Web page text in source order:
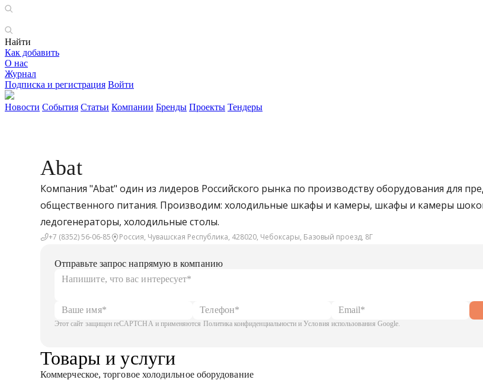
Найти
Как добавить
О нас
Журнал
Подписка и регистрация Войти
Новости События Статьи Компании Бренды Проекты Тендеры
Abat
Компания "Abat" один из лидеров Российского рынка по производству оборудования для
общественного питания. Производим: холодильные шкафы и камеры, шкафы и камеры
ледогенераторы, холодильные столы.
+7 (8352) 56-06-85 Россия, Чувашская Республика, 428020, Чебоксары, Базовый проезд, 8Г
Отправьте запрос напрямую в компанию
Этот сайт защищен reCAPTCHA и применяются Политика конфиденциальности и Условия использования Google.
Товары и услуги
Коммерческое, торговое холодильное оборудование